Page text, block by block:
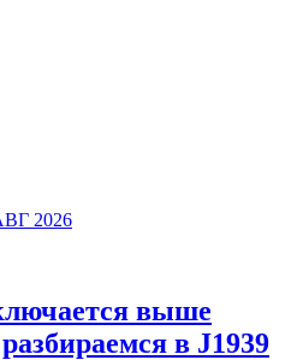
2026
выше
в J1939